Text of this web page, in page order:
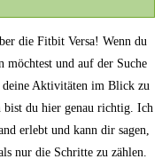
die⁢ Fitbit ‍Versa! Wenn du
möchtest und‌ auf der Suche
Aktivitäten im Blick zu
⁤bist du hier ‍genau richtig. Ich
erlebt und kann dir sagen,
nur die Schritte zu zählen.